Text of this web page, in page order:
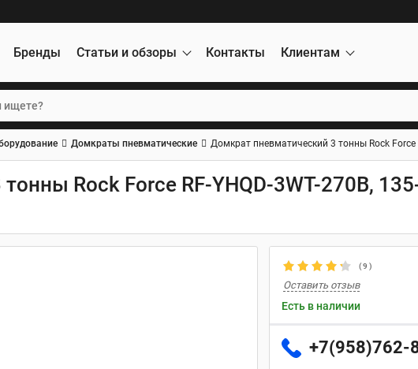
Бренды Статьи и обзоры Контакты Клиентам
Домкраты пневматические Домкрат пневматический 3 тонны Rock Force
Rock Force RF-YHQD-3WT-270B,
(9 )
Оставить отзыв
Есть в наличии
+7(958)762-